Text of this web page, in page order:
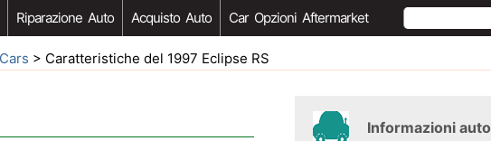
Riparazione Auto Acquisto Auto Car Opzioni Aftermarket
> Caratteristiche del 1997 Eclipse RS
Informazioni auto